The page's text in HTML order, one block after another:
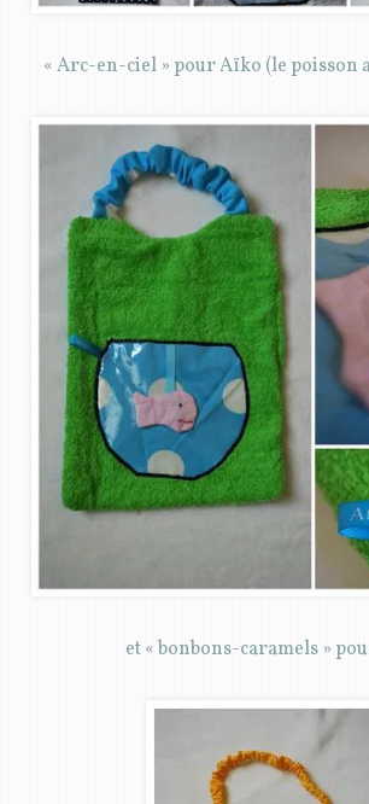
« Arc-en-ciel » pour Aïko (le poisson
et « bonbons-caramels »